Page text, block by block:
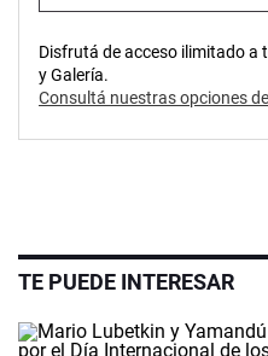
Disfrutá de acceso ilimitado a
y Galería.
Consultá nuestras opciones
TE PUEDE INTERESAR